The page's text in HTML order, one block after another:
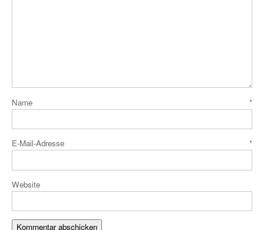
Name *
E-Mail-Adresse *
Website